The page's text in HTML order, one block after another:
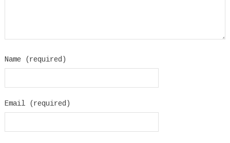
Name (required)
Email (required)